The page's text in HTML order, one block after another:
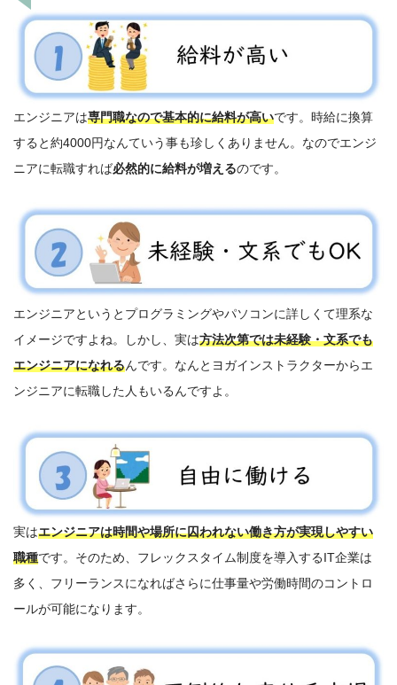
エンジニアは専門職なので基本的に給料が高いです。時給に換算
すると約4000円なんていう事も珍しくありません。 なのでエンジ
ニアに転職すれば必然的に給料が増えるのです。
エンジニアというとプログラミングやパソコンに詳しくて理系な
イメージですよね。しかし、実は方法次第では未経験・文系でも
エンジニアになれるんです。なんとヨガインストラクターからエ
ンジニアに転職した人もいるんですよ。
実はエンジニアは時間や場所に囚われない働き方が実現しやすい
職種です。そのため、フレックスタイム制度を導入するIT企業は
多く、フリーランスになればさらに仕事量や労働時間のコントロ
ールが可能になります。